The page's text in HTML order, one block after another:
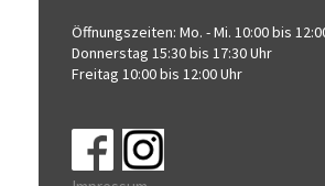
Öffnungszeiten: Mo. - Mi. 10:00 bis
Donnerstag 15:30 bis 17:30 Uhr
Freitag 10:00 bis 12:00 Uhr